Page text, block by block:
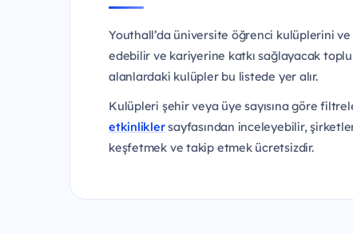
Youthall’da üniversite öğrenci kulüplerini
edebilir ve kariyerine katkı sağlayacak
alanlardaki kulüpler bu listede yer alır.
Kulüpleri şehir veya üye sayısına göre
etkinliklersayfasından inceleyebilir,
keşfetmek ve takip etmek ücretsizdir.